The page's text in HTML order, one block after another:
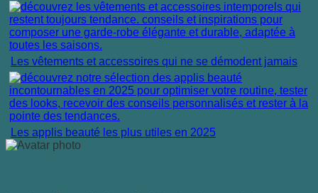
Les vêtements et accessoires qui ne se démodent jamais
Les applis beauté les plus utiles en 2025